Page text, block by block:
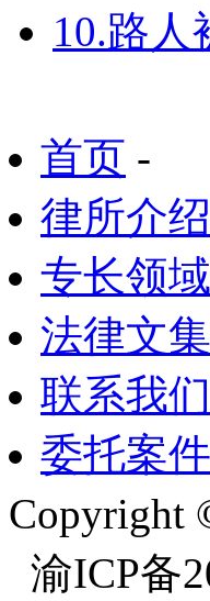
10.路
首页 -
律所介绍
专长领域
法律文集
联系我们
委托案件
Copyright
渝ICP备